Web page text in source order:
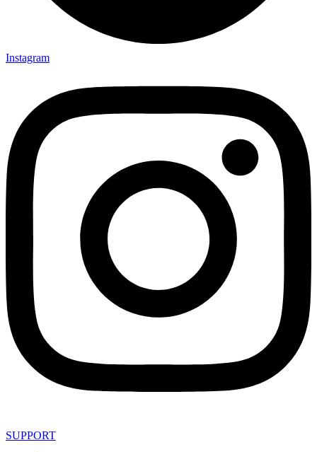
Instagram
SUPPORT